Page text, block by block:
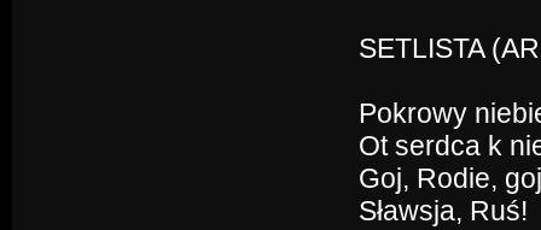
SETLISTA
Pokrowy
Ot serdca k
Goj, Rodie,
Sławsja, Ruś!